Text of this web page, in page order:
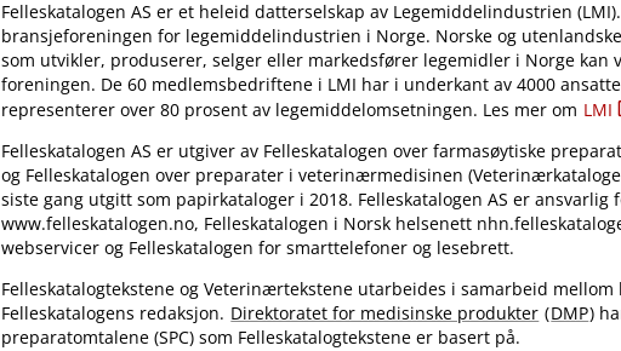
Felleskatalogen AS er et heleid datterselskap av Legemiddelindustrien
bransjeforeningen for legemiddelindustrien i Norge. Norske og
som utvikler, produserer, selger eller markedsfører legemidler i Norge kan
foreningen. De 60 medlemsbedriftene i LMI har i underkant av 4000
representerer over 80 prosent av legemiddelomsetningen. Les mer om LMI
Felleskatalogen AS er utgiver av Felleskatalogen over farmasøytiske
og Felleskatalogen over preparater i veterinærmedisinen
siste gang utgitt som papirkataloger i 2018. Felleskatalogen AS er ansvarlig
www.felleskatalogen.no, Felleskatalogen i Norsk helsenett
webservicer og Felleskatalogen for smarttelefoner og lesebrett.
Felleskatalogtekstene og Veterinærtekstene utarbeides i samarbeid
Felleskatalogens redaksjon. Direktoratet for medisinske produkter (DMP)
preparatomtalene (SPC) som Felleskatalogtekstene er basert på.